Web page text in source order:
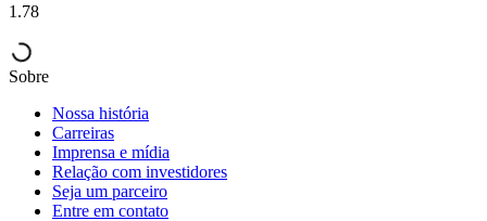
1.78
Sobre
Nossa história
Carreiras
Imprensa e mídia
Relação com investidores
Seja um parceiro
Entre em contato